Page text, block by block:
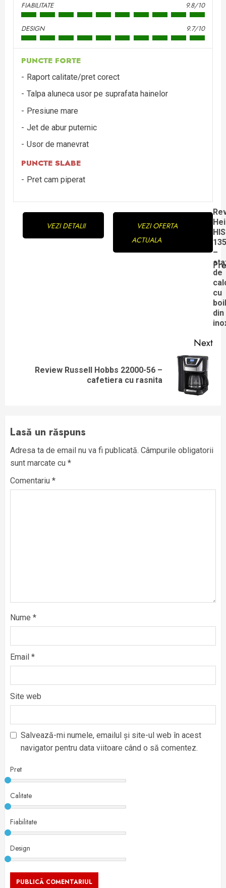
FIABILITATE 9.8/10
DESIGN 9.7/10
PUNCTE FORTE
Raport calitate/pret corect
Talpa aluneca usor pe suprafata hainelor
Presiune mare
Jet de abur puternic
Usor de manevrat
PUNCTE SLABE
Pret cam piperat
VEZI DETALII
VEZI OFERTA
ACTUALA
Continue
Reading
–
de
cu
din
Next
Review Russell Hobbs 22000-56 –
cafetiera cu rasnita
Lasă un răspuns
Adresa ta de email nu va fi publicată. Câmpurile obligatorii
sunt marcate cu *
Comentariu *
Nume *
Email *
Site web
Salvează-mi numele, emailul și site-ul web în acest
navigator pentru data viitoare când o să comentez.
Pret
Calitate
Fiabilitate
Design